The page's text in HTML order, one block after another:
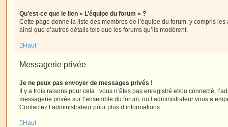
Qu’est-ce que le lien « L’équipe du forum » ?
Cette page donne la liste des membres de l’équipe du forum, y compris
ainsi que d’autres détails tels que les forums qu’ils modèrent.
Haut
Messagerie privée
Je ne peux pas envoyer de messages privés !
Il y a trois raisons pour cela : vous n’êtes pas enregistré et/ou connecté,
messagerie privée sur l’ensemble du forum, ou l’administrateur vous a
Contactez l’administrateur pour plus d’informations.
Haut